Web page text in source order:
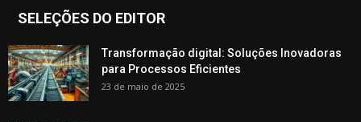
SELEÇÕES DO EDITOR
Transformação digital: Soluções Inovadoras
para Processos Eficientes
23 de maio de 2025